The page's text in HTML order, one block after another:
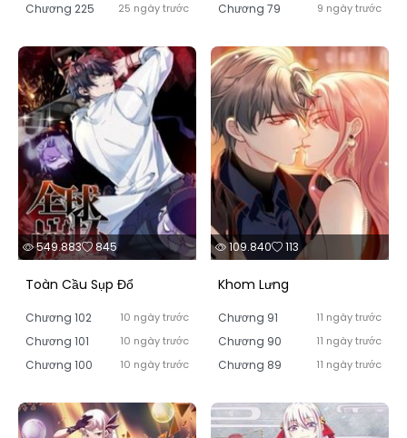
Chương 225 25 ngày trước Chương 79 9 ngày trước
549.883 845
Toàn Cầu Sụp Đổ
Chương 102 10 ngày trước
Chương 101 10 ngày trước
Chương 100 10 ngày trước
109.840 113
Khom Lưng
Chương 91 11 ngày trước
Chương 90 11 ngày trước
Chương 89 11 ngày trước